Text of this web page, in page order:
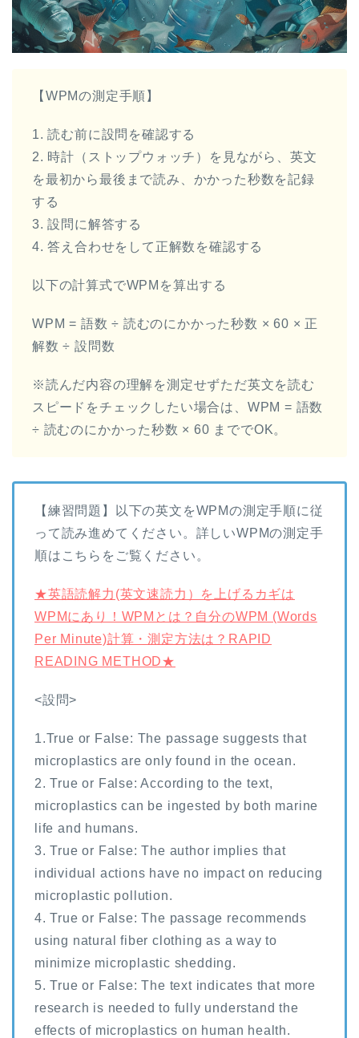
【WPMの測定手順】
1. 読む前に設問を確認する
2. 時計（ストップウォッチ）を見ながら、英文
を最初から最後まで読み、かかった秒数を記録
する
3. 設問に解答する
4. 答え合わせをして正解数を確認する
以下の計算式でWPMを算出する
WPM = 語数 ÷ 読むのにかかった秒数 × 60 × 正
解数 ÷ 設問数
※読んだ内容の理解を測定せずただ英文を読む
スピードをチェックしたい場合は、WPM = 語数
÷ 読むのにかかった秒数 × 60 まででOK。
【練習問題】以下の英文をWPMの測定手順に従
って読み進めてください。詳しいWPMの測定手
順はこちらをご覧ください。
★英語読解力(英文速読力）を上げるカギは
WPMにあり！WPMとは？自分のWPM (Words
Per Minute)計算・測定方法は？RAPID
READING METHOD★
<設問>
1.True or False: The passage suggests that
microplastics are only found in the ocean.
2. True or False: According to the text,
microplastics can be ingested by both marine
life and humans.
3. True or False: The author implies that
individual actions have no impact on reducing
microplastic pollution.
4. True or False: The passage recommends
using natural fiber clothing as a way to
minimize microplastic shedding.
5. True or False: The text indicates that more
research is needed to fully understand the
effects of microplastics on human health.